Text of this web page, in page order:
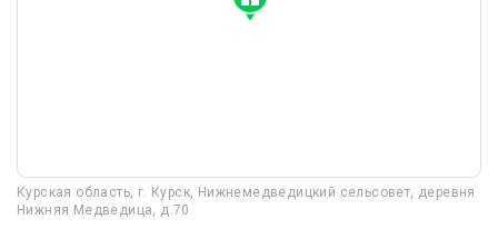
Курская область, г. Курск, Нижнемедведицкий сельсовет, деревня
Нижняя Медведица, д.70